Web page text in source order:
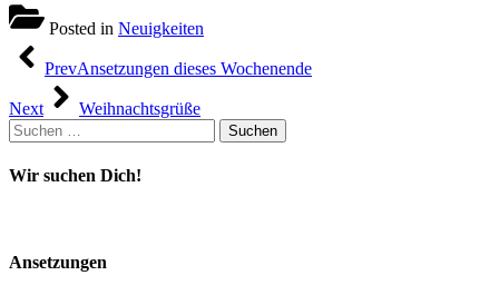
Posted in Neuigkeiten
Beitragsnavigation
PrevAnsetzungen dieses Wochenende
Next
Weihnachtsgrüße
Suchen
nach:
Wir suchen Dich!
Ansetzungen